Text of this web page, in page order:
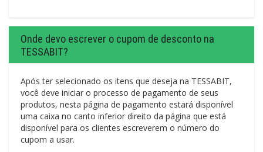
Onde devo escrever o cupom de desconto na
TESSABIT?
Após ter selecionado os itens que deseja na TESSABIT,
você deve iniciar o processo de pagamento de seus
produtos, nesta página de pagamento estará disponível
uma caixa no canto inferior direito da página que está
disponível para os clientes escreverem o número do
cupom a usar.